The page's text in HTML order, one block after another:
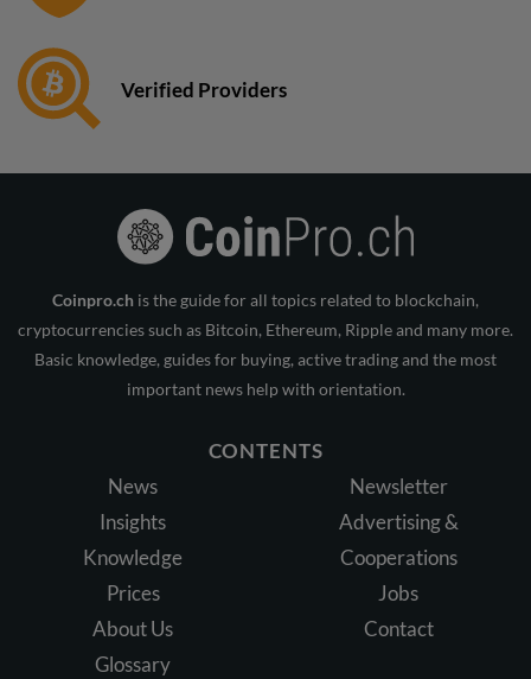
Verified Providers
Coinpro.ch is the guide for all topics related to blockchain,
cryptocurrencies such as Bitcoin, Ethereum, Ripple and many more.
Basic knowledge, guides for buying, active trading and the most
important news help with orientation.
CONTENTS
News
Insights
Knowledge
Prices
About Us
Glossary
Newsletter
Advertising &
Cooperations
Jobs
Contact